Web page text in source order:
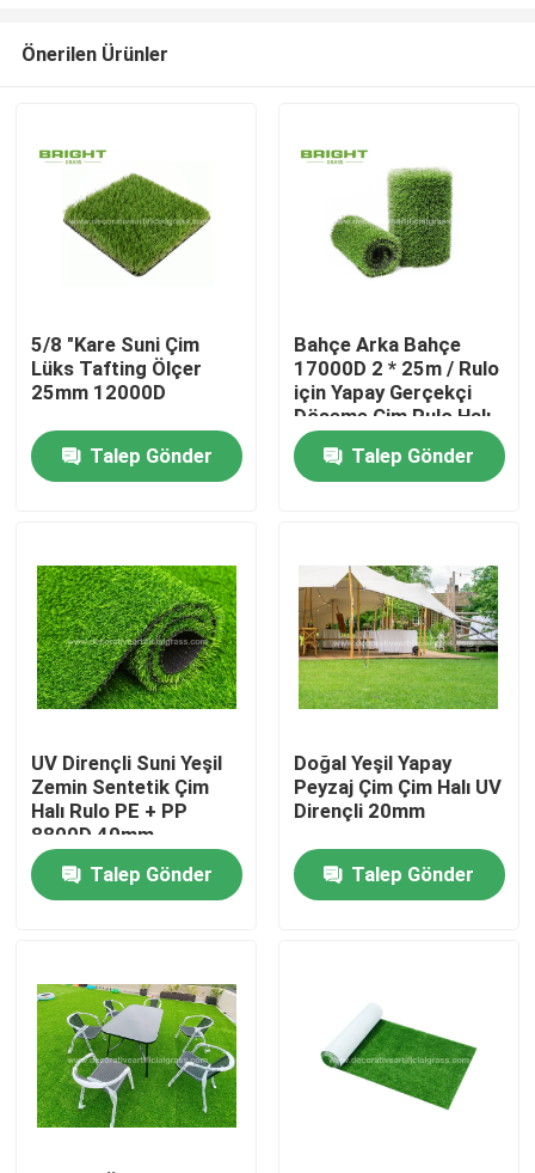
Ev
Hakkımızda
Fabrika turu
Kalite kontrol
Bize Ulaşın
Vakalar
Bir teklif isteği
Önerilen Ürünler
5/8 "Kare Suni Çim
Lüks Tafting Ölçer
25mm 12000D
Talep Gönder
Bahçe Arka Bahçe
17000D 2 * 25m / Rulo
için Yapay Gerçekçi
Döşeme Çim Rulo Halı
Talep Gönder
UV Dirençli Suni Yeşil
Zemin Sentetik Çim
Halı Rulo PE + PP
8800D 40mm
Talep Gönder
Doğal Yeşil Yapay
Peyzaj Çim Çim Halı UV
Dirençli 20mm
Talep Gönder